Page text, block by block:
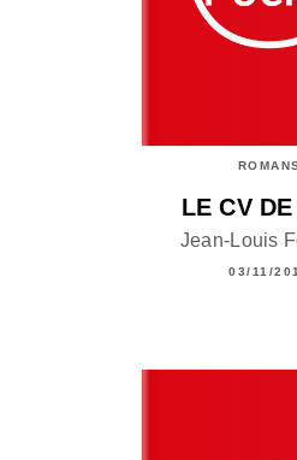
LE CV
Jean-Louis
03/11/